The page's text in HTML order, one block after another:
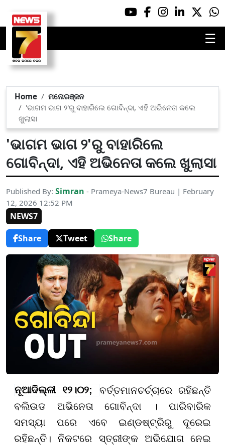
☰
Home
ମନୋରଞ୍ଜନ
'ଭାଗମ ଭାଗ ୨'ରୁ ବାହାରିଲେ ଗୋବିନ୍ଦା, ଏହି ଅଭିନେତା କଲେ
ଖୁଲାସା
'ଭାଗମ ଭାଗ ୨'ରୁ ବାହାରିଲେ
ଗୋବିନ୍ଦା, ଏହି ଅଭିନେତା କଲେ ଖୁଲାସା
Published By: Simran - Prameya-News7 Bureau | February
12, 2026 12:52 PM
NEWS7
Share
Tweet Share
ନୂଆଦିଲ୍ଳୀ ୧୨।୦୨; ବର୍ତ୍ତମାନଚର୍ଚ୍ଚାରେ ରହିଛନ୍ତି
ବଲିଉଡ ଅଭିନେତା ଗୋବିନ୍ଦା । ପାରିବାରିକ
ସମସ୍ୟା ପରେ ଏବେ ଇଣ୍ଡଷ୍ଟ୍ରିରୁ ଦୂରେଇ
ରହିଛନ୍ତି। ନିକଟରେ ସ୍ତ୍ରୀଙ୍କ ଅଭିଯୋଗ ନେଇ